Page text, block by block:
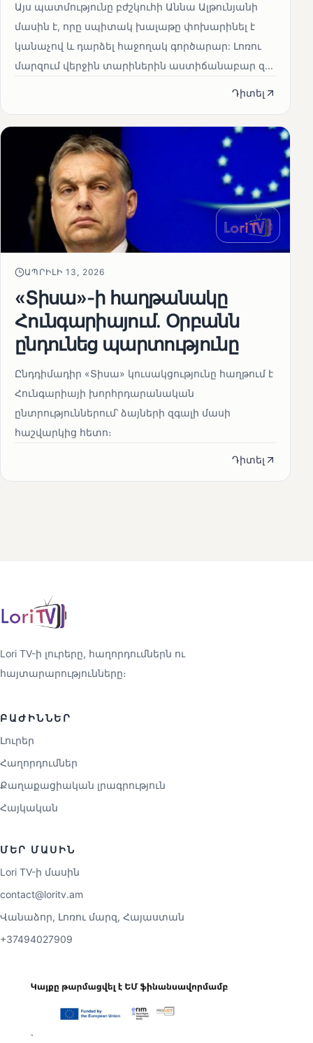
Այս պատմությունը բժշկուհի Աննա Ալթունյանի
մասին է, որը սպիտակ խալաթը փոխարինել է
կանաչով և դարձել հաջողակ գործարար: Լոռու
մարզում վերջին տարիներին աստիճանաբար զ...
Դիտել
ԱՊՐԻԼԻ 13, 2026
«Տիսա»-ի հաղթանակը
Հունգարիայում․ Օրբանն
ընդունեց պարտությունը
Ընդդիմադիր «Տիսա» կուսակցությունը հաղթում է
Հունգարիայի խորհրդարանական
ընտրություններում՝ ձայների զգալի մասի
հաշվարկից հետո։
Դիտել
Lori TV-ի լուրերը, հաղորդումներն ու
հայտարարությունները։
ԲԱԺԻՆՆԵՐ
Լուրեր
Հաղորդումներ
Քաղաքացիական լրագրություն
Հայկական
ՄԵՐ ՄԱՍԻՆ
Lori TV-ի մասին
contact@loritv.am
Վանաձոր, Լոռու մարզ, Հայաստան
+37494027909